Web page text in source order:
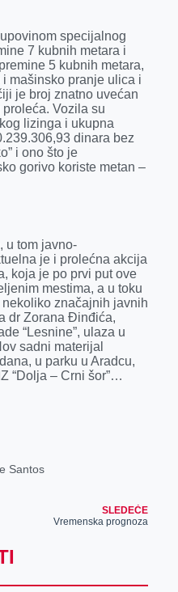
specijalnog
7 kubnih metara i
5 kubnih metara,
mašinsko pranje ulica i
je broj znatno uvećan
Vozila su
lizinga i ukupna
dinara bez
i ono što je
gorivo koriste metan –
u tom javno-
je i prolećna akcija
koja je po prvi put ove
mestima, a u toku
značajnih javnih
dr Zorana Đinđića,
“Lesnine”, ulaza u
sadni materijal
u parku u Aradcu,
“Dolja – Crni šor”…
Santos
SLEDEĆE
Vremenska prognoza